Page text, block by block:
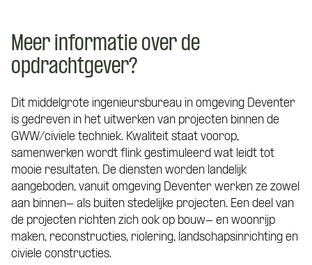
Meer informatie over de
opdrachtgever?
Dit middelgrote ingenieursbureau in omgeving Deventer
is gedreven in het uitwerken van projecten binnen de
GWW/civiele techniek. Kwaliteit staat voorop,
samenwerken wordt flink gestimuleerd wat leidt tot
mooie resultaten. De diensten worden landelijk
aangeboden, vanuit omgeving Deventer werken ze zowel
aan binnen- als buiten stedelijke projecten. Een deel van
de projecten richten zich ook op bouw- en woonrijp
maken, reconstructies, riolering, landschapsinrichting en
civiele constructies.